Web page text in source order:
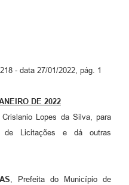
- data 27/01/2022, pág. 1
DE 2022
Lopes da Silva, para
de Licitações e dá outras
, Prefeita do Município de